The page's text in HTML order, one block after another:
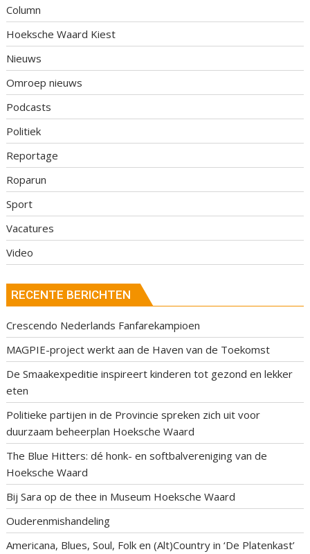
Column
Hoeksche Waard Kiest
Nieuws
Omroep nieuws
Podcasts
Politiek
Reportage
Roparun
Sport
Vacatures
Video
RECENTE BERICHTEN
Crescendo Nederlands Fanfarekampioen
MAGPIE-project werkt aan de Haven van de Toekomst
De Smaakexpeditie inspireert kinderen tot gezond en lekker
eten
Politieke partijen in de Provincie spreken zich uit voor
duurzaam beheerplan Hoeksche Waard
The Blue Hitters: dé honk- en softbalvereniging van de
Hoeksche Waard
Bij Sara op de thee in Museum Hoeksche Waard
Ouderenmishandeling
Americana, Blues, Soul, Folk en (Alt)Country in ‘De Platenkast’